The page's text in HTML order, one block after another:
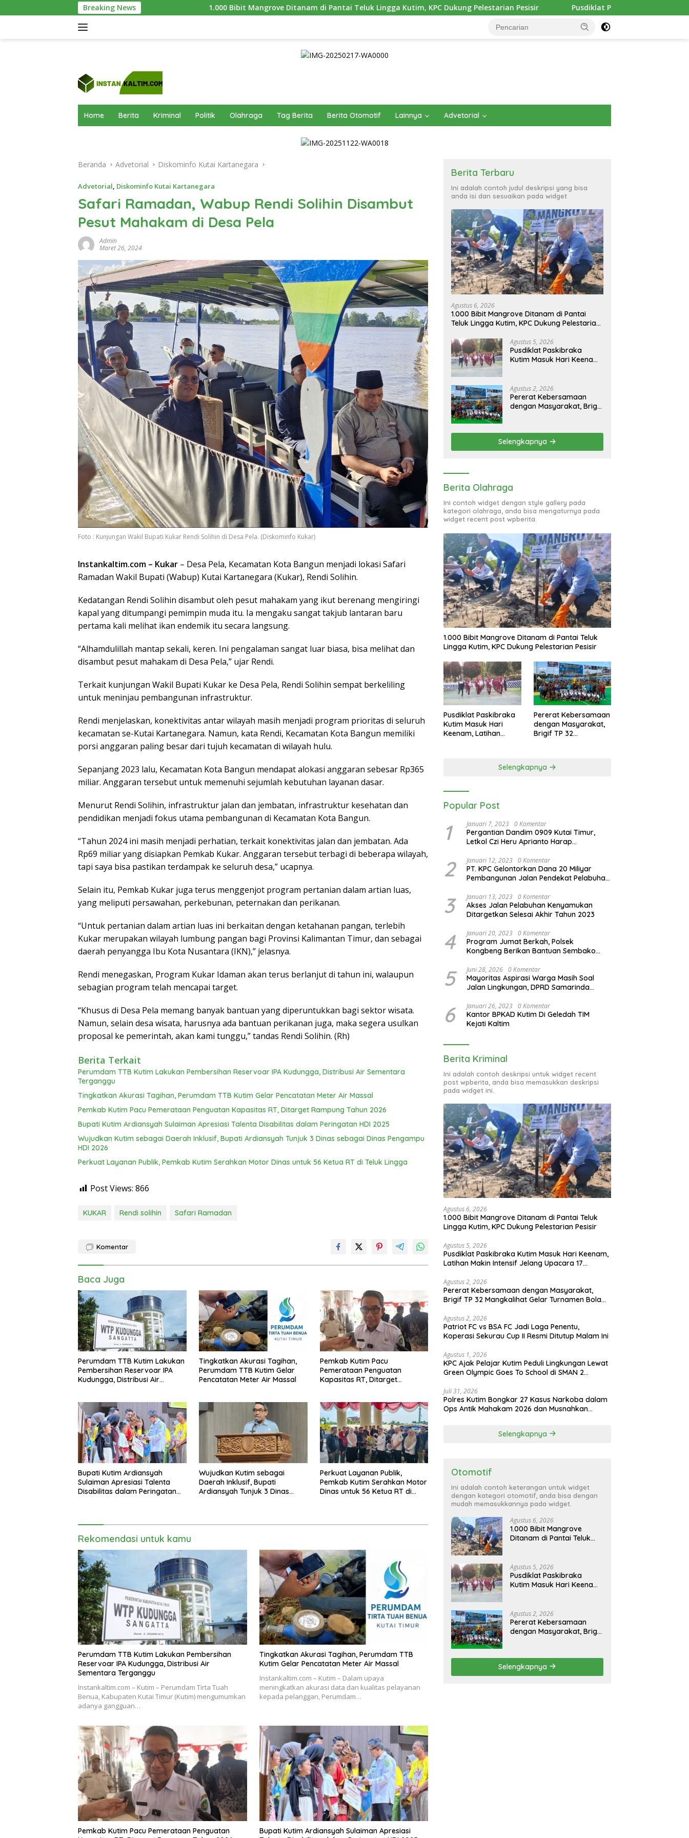
ke
Breaking News1.000 Bibit Mangrove Ditanam di Pantai Teluk Lingga Kutim, KPC Dukung Pelestarian Pesisir Pusdiklat Paskibraka Kutim Masuk Hari Keenam, Latihan
Home Berita Kriminal Politik Olahraga Tag Berita Berita Otomotif Lainnya Advetorial
Beranda Advetorial Diskominfo Kutai Kartanegara
Advetorial Diskominfo Kutai Kartanegara
Safari Ramadan, Wabup Rendi Solihin Disambut
Pesut Mahakam di Desa Pela
Admin
Maret 26, 2024
Foto : Kunjungan Wakil Bupati Kukar Rendi Solihin di Desa Pela. (Diskominfo Kukar)
Instankaltim.com – Kukar – Desa Pela, Kecamatan Kota Bangun menjadi lokasi Safari
Ramadan Wakil Bupati (Wabup) Kutai Kartanegara (Kukar), Rendi Solihin.
Kedatangan Rendi Solihin disambut oleh pesut mahakam yang ikut berenang mengiringi
kapal yang ditumpangi pemimpin muda itu. Ia mengaku sangat takjub lantaran baru
pertama kali melihat ikan endemik itu secara langsung.
“Alhamdulillah mantap sekali, keren. Ini pengalaman sangat luar biasa, bisa melihat dan
disambut pesut mahakam di Desa Pela,” ujar Rendi.
Terkait kunjungan Wakil Bupati Kukar ke Desa Pela, Rendi Solihin sempat berkeliling
untuk meninjau pembangunan infrastruktur.
Rendi menjelaskan, konektivitas antar wilayah masih menjadi program prioritas di seluruh
kecamatan se-Kutai Kartanegara. Namun, kata Rendi, Kecamatan Kota Bangun memiliki
porsi anggaran paling besar dari tujuh kecamatan di wilayah hulu.
Sepanjang 2023 lalu, Kecamatan Kota Bangun mendapat alokasi anggaran sebesar Rp365
miliar. Anggaran tersebut untuk memenuhi sejumlah kebutuhan layanan dasar.
Menurut Rendi Solihin, infrastruktur jalan dan jembatan, infrastruktur kesehatan dan
pendidikan menjadi fokus utama pembangunan di Kecamatan Kota Bangun.
“Tahun 2024 ini masih menjadi perhatian, terkait konektivitas jalan dan jembatan. Ada
Rp69 miliar yang disiapkan Pemkab Kukar. Anggaran tersebut terbagi di beberapa wilayah,
tapi saya bisa pastikan terdampak ke seluruh desa,” ucapnya.
Selain itu, Pemkab Kukar juga terus menggenjot program pertanian dalam artian luas,
yang meliputi persawahan, perkebunan, peternakan dan perikanan.
“Untuk pertanian dalam artian luas ini berkaitan dengan ketahanan pangan, terlebih
Kukar merupakan wilayah lumbung pangan bagi Provinsi Kalimantan Timur, dan sebagai
daerah penyangga Ibu Kota Nusantara (IKN),” jelasnya.
Rendi menegaskan, Program Kukar Idaman akan terus berlanjut di tahun ini, walaupun
sebagian program telah mencapai target.
“Khusus di Desa Pela memang banyak bantuan yang diperuntukkan bagi sektor wisata.
Namun, selain desa wisata, harusnya ada bantuan perikanan juga, maka segera usulkan
proposal ke pemerintah, akan kami tunggu,” tandas Rendi Solihin. (Rh)
Berita Terkait
Perumdam TTB Kutim Lakukan Pembersihan Reservoar IPA Kudungga, Distribusi Air Sementara
Terganggu
Tingkatkan Akurasi Tagihan, Perumdam TTB Kutim Gelar Pencatatan Meter Air Massal
Pemkab Kutim Pacu Pemerataan Penguatan Kapasitas RT, Ditarget Rampung Tahun 2026
Bupati Kutim Ardiansyah Sulaiman Apresiasi Talenta Disabilitas dalam Peringatan HDI 2025
Wujudkan Kutim sebagai Daerah Inklusif, Bupati Ardiansyah Tunjuk 3 Dinas sebagai Dinas Pengampu
HDI 2026
Perkuat Layanan Publik, Pemkab Kutim Serahkan Motor Dinas untuk 56 Ketua RT di Teluk Lingga
Post Views: 866
KUKAR Rendi solihin Safari Ramadan
Komentar
Baca Juga
Perumdam TTB Kutim Lakukan
Pembersihan Reservoar IPA
Kudungga, Distribusi Air
Tingkatkan Akurasi Tagihan,
Perumdam TTB Kutim Gelar
Pencatatan Meter Air Massal
Pemkab Kutim Pacu
Pemerataan Penguatan
Kapasitas RT, Ditarget
Bupati Kutim Ardiansyah
Sulaiman Apresiasi Talenta
Disabilitas dalam Peringatan
Wujudkan Kutim sebagai
Daerah Inklusif, Bupati
Ardiansyah Tunjuk 3 Dinas
Perkuat Layanan Publik,
Pemkab Kutim Serahkan Motor
Dinas untuk 56 Ketua RT di
Rekomendasi untuk kamu
Perumdam TTB Kutim Lakukan Pembersihan
Reservoar IPA Kudungga, Distribusi Air
Sementara Terganggu
Instankaltim.com – Kutim – Perumdam Tirta Tuah
Benua, Kabupaten Kutai Timur (Kutim) mengumumkan
adanya gangguan…
Tingkatkan Akurasi Tagihan, Perumdam TTB
Kutim Gelar Pencatatan Meter Air Massal
Instankaltim.com – Kutim – Dalam upaya
meningkatkan akurasi data dan kualitas pelayanan
kepada pelanggan, Perumdam…
Pemkab Kutim Pacu Pemerataan Penguatan
Bupati Kutim Ardiansyah Sulaiman Apresiasi
Berita Terbaru
Ini adalah contoh judul deskripsi yang bisa
anda isi dan sesuaikan pada widget
Agustus 6, 2026
1.000 Bibit Mangrove Ditanam di Pantai
Teluk Lingga Kutim, KPC Dukung Pelestarian
Agustus 5, 2026
Pusdiklat Paskibraka
Kutim Masuk Hari Keenam,
Agustus 2, 2026
Pererat Kebersamaan
dengan Masyarakat, Brigif
Danbrigif Cup I
Selengkapnya
Berita Olahraga
Ini contoh widget dengan style gallery pada
kategori olahraga, anda bisa mengaturnya pada
widget recent post wpberita.
1.000 Bibit Mangrove Ditanam di Pantai Teluk
Lingga Kutim, KPC Dukung Pelestarian Pesisir
Pusdiklat Paskibraka
Kutim Masuk Hari
Keenam, Latihan
Pererat Kebersamaan
dengan Masyarakat,
Brigif TP 32
Selengkapnya
Popular Post
1 Januari 7, 2023 0 Komentar
Pergantian Dandim 0909 Kutai Timur,
Letkol Czi Heru Aprianto Harap
2 Januari 12, 2023 0 Komentar
PT. KPC Gelontorkan Dana 20 Miliyar
Pembangunan Jalan Pendekat Pelabuhan
3 Januari 13, 2023 0 Komentar
Akses Jalan Pelabuhan Kenyamukan
Ditargetkan Selesai Akhir Tahun 2023
4 Januari 20, 2023 0 Komentar
Program Jumat Berkah, Polsek
Kongbeng Berikan Bantuan Sembako
Yatim
5 Juni 28, 2026 0 Komentar
Mayoritas Aspirasi Warga Masih Soal
Jalan Lingkungan, DPRD Samarinda
6 Januari 26, 2023 0 Komentar
Kantor BPKAD Kutim Di Geledah TIM
Kejati Kaltim
Berita Kriminal
Ini adalah contoh deskripsi untuk widget recent
post wpberita, anda bisa memasukkan deskripsi
pada widget ini.
Agustus 6, 2026
1.000 Bibit Mangrove Ditanam di Pantai Teluk
Lingga Kutim, KPC Dukung Pelestarian Pesisir
Agustus 5, 2026
Pusdiklat Paskibraka Kutim Masuk Hari Keenam,
Latihan Makin Intensif Jelang Upacara 17
Agustus 2, 2026
Pererat Kebersamaan dengan Masyarakat,
Brigif TP 32 Mangkalihat Gelar Turnamen Bola
Agustus 2, 2026
Patriot FC vs BSA FC Jadi Laga Penentu,
Koperasi Sekurau Cup II Resmi Ditutup Malam Ini
Agustus 1, 2026
KPC Ajak Pelajar Kutim Peduli Lingkungan Lewat
Green Olympic Goes To School di SMAN 2
Juli 31, 2026
Polres Kutim Bongkar 27 Kasus Narkoba dalam
Ops Antik Mahakam 2026 dan Musnahkan
Selengkapnya
Otomotif
Ini adalah contoh keterangan untuk widget
dengan kategori otomotif, anda bisa dengan
mudah memasukkannya pada widget.
Agustus 6, 2026
1.000 Bibit Mangrove
Ditanam di Pantai Teluk
Agustus 5, 2026
Pusdiklat Paskibraka
Kutim Masuk Hari Keenam,
Agustus 2, 2026
Pererat Kebersamaan
dengan Masyarakat, Brigif
Danbrigif Cup I
Selengkapnya